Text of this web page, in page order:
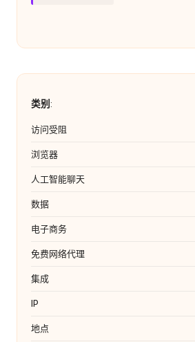
类别 :
访问受阻
浏览器
人工智能聊天
数据
电子商务
免费网络代理
集成
IP
地点